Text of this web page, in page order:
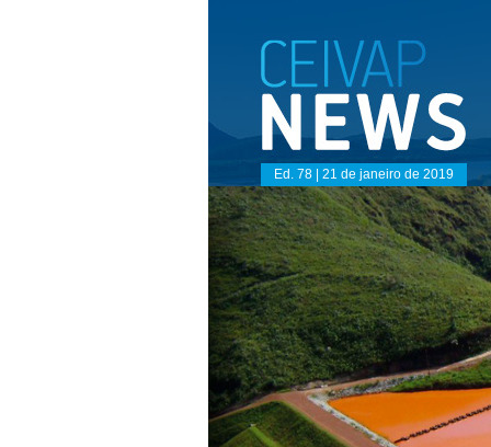
Ed. 78 | 21 de janeiro de 2019